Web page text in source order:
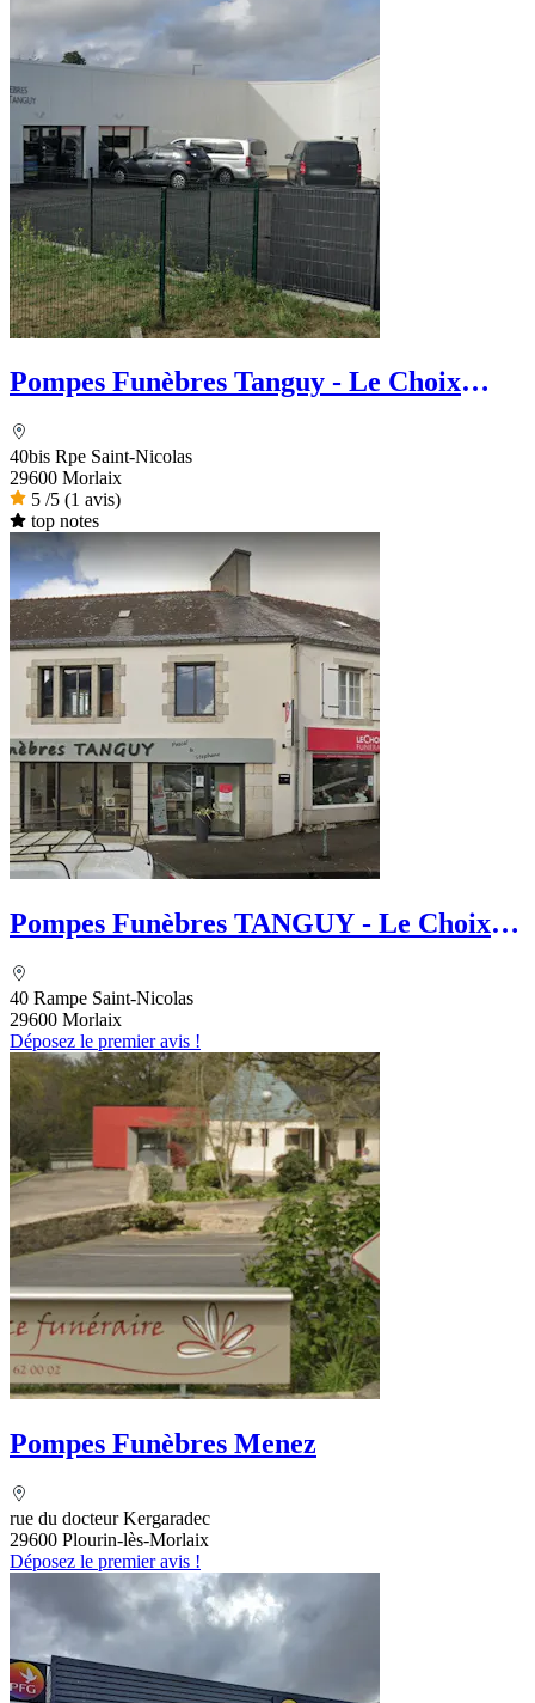
Pompes Funèbres Tanguy - Le Choix
40bis Rpe Saint-Nicolas
29600 Morlaix
5 /5 (1 avis)
top notes
Pompes Funèbres TANGUY - Le Choix
40 Rampe Saint-Nicolas
29600 Morlaix
Déposez le premier avis !
Pompes Funèbres Menez
rue du docteur Kergaradec
29600 Plourin-lès-Morlaix
Déposez le premier avis !